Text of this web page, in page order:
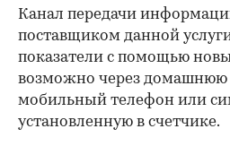
Канал передачи
поставщиком данной
показатели с помощью
возможно через домашнюю
мобильный телефон или
установленную в счетчике.